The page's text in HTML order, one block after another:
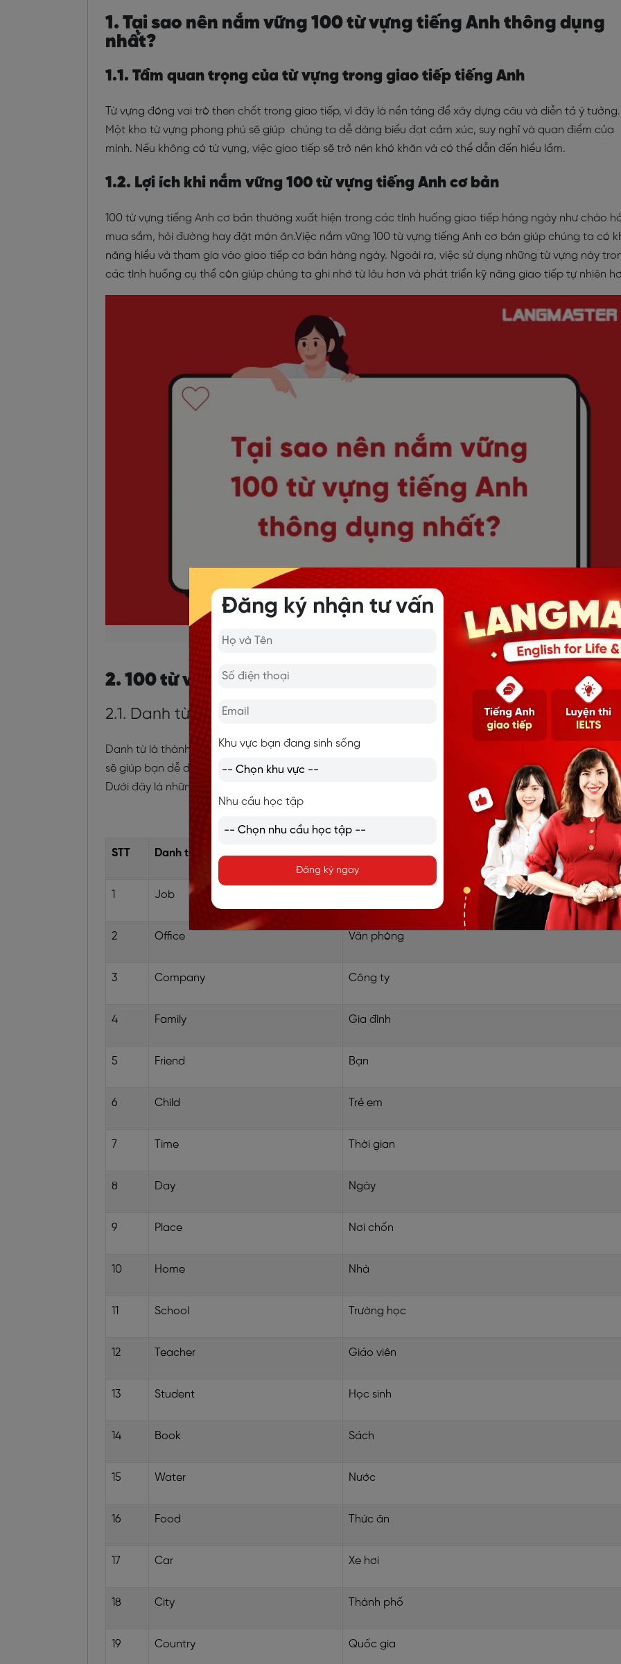
1. Tại sao nên nắm vững 100 từ vựng tiếng Anh thông dụng
nhất?
1.1. Tầm quan trọng của từ vựng trong giao tiếp tiếng Anh
Từ vựng đóng vai trò then chốt trong giao tiếp, vì đây là nền tảng để xây dựng câu và diễn tả ý tưởng.
Một kho từ vựng phong phú sẽ giúp chúng ta dễ dàng biểu đạt cảm xúc, suy nghĩ và quan điểm của
mình. Nếu không có từ vựng, việc giao tiếp sẽ trở nên khó khăn và có thể dẫn đến hiểu lầm.
1.2. Lợi ích khi nắm vững 100 từ vựng tiếng Anh cơ bản
100 từ vựng tiếng Anh cơ bản thường xuất hiện trong các tình huống giao tiếp hàng ngày như chào
mua sắm, hỏi đường hay đặt món ăn.Việc nắm vững 100 từ vựng tiếng Anh cơ bản giúp chúng ta có
năng hiểu và tham gia vào giao tiếp cơ bản hàng ngày. Ngoài ra, việc sử dụng những từ vựng này
các tình huống cụ thể còn giúp chúng ta ghi nhớ từ lâu hơn và phát triển kỹ năng giao tiếp tự nhiên
Lợi ích của việc nắm vững 100 từ vựng tiếng Anh thông dụng nhất
2. 100 từ vựng tiếng Anh thông dụng theo từ loại
2.1. Danh từ tiếng Anh
Danh từ là thành phần không thể thiếu trong mọi câu, việc nắm vững các danh từ tiếng Anh thông
sẽ giúp bạn dễ dàng giao tiếp trong những tình huống hàng ngày, từ công việc đến cuộc sống cá
Dưới đây là những danh từ phổ biến mà bạn nên biết khi bắt đầu học tiếng Anh:
STT Danh từ Nghĩa tiếng Việt
1 Job
2 Office Văn phòng
3 Company Công ty
4 Family Gia đình
5 Friend Bạn
6 Child Trẻ em
7 Time Thời gian
8 Day Ngày
9 Place Nơi chốn
10 Home Nhà
11 School Trường học
12 Teacher Giáo viên
13 Student Học sinh
14 Book Sách
15 Water Nước
16 Food Thức ăn
17 Car Xe hơi
18 City Thành phố
19 Country Quốc gia
Đăng ký nhận tư vấn
Khu vực bạn đang sinh sống
Nhu cầu học tập
Đăng ký ngay